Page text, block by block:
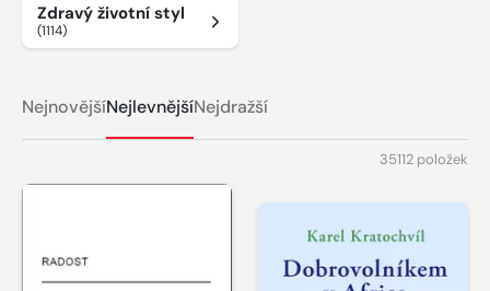
Zdravý životní styl
(1114)
NejnovějšíNejlevnějšíNejdražší
35112 položek